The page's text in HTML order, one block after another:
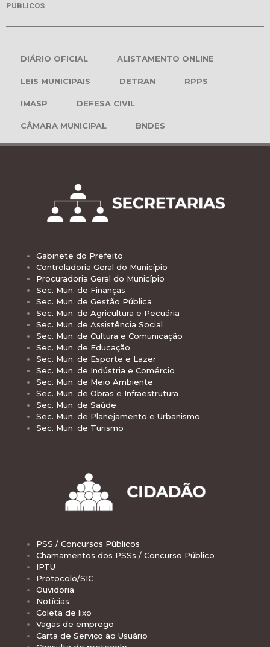
PÚBLICOS
DIÁRIO OFICIAL ALISTAMENTO ONLINE
LEIS MUNICIPAIS DETRAN RPPS
IMASP DEFESA CIVIL
CÂMARA MUNICIPAL BNDES
Gabinete do Prefeito
Controladoria Geral do Município
Procuradoria Geral do Município
Sec. Mun. de Finanças
Sec. Mun. de Gestão Pública
Sec. Mun. de Agricultura e Pecuária
Sec. Mun. de Assistência Social
Sec. Mun. de Cultura e Comunicação
Sec. Mun. de Educação
Sec. Mun. de Esporte e Lazer
Sec. Mun. de Indústria e Comércio
Sec. Mun. de Meio Ambiente
Sec. Mun. de Obras e Infraestrutura
Sec. Mun. de Saúde
Sec. Mun. de Planejamento e Urbanismo
Sec. Mun. de Turismo
PSS / Concursos Públicos
Chamamentos dos PSSs / Concurso Público
IPTU
Protocolo/SIC
Ouvidoria
Notícias
Coleta de lixo
Vagas de emprego
Carta de Serviço ao Usuário